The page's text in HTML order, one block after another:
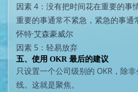
因素 4：没有把时间花在重要的事
重要的事通常不紧急，紧急的事
怀特·艾森豪威尔
因素 5：轻易放弃
五、使用 OKR 最后的建议
只设置一个公司级别的 OKR，除
线。这就是聚焦。